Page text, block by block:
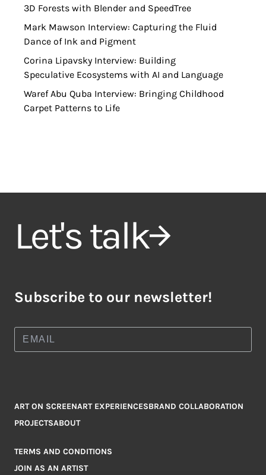
3D Forests with Blender and SpeedTree
Mark Mawson Interview: Capturing the Fluid
Dance of Ink and Pigment
Corina Lipavsky Interview: Building
Speculative Ecosystems with AI and Language
Waref Abu Quba Interview: Bringing Childhood
Carpet Patterns to Life
Let's talk
Subscribe to our newsletter!
ART ON SCREENART EXPERIENCESBRAND COLLABORATION
PROJECTSABOUT
TERMS AND CONDITIONS
JOIN AS AN ARTIST